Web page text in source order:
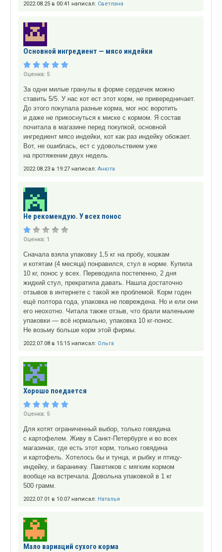
2022.08.25 в 00:41 написал: Светлана
Основной ингредиент — мясо индейки
Оценка: 5
За одни милые гранулы в форме сердечек можно
ставить 5/5. У нас кот ест этот корм, не привередничает.
До этого покупала разные корма, мог нос воротить
и даже не прикоснуться к миске с кормом. Я состав
почитала в магазине перед покупкой, основной
ингредиент мясо индейки, кот как раз индейку обожает.
Вот, не ошиблась, ест с удовольствием уже
на протяжении двух недель.
2022.08.23 в 19:27 написал: Анюта
Не рекомендую. У всех понос
Оценка: 1
Сначала взяла упаковку 1,5 кг на пробу, кошкам
и котятам (4 месяца) понравился, стул в норме. Купила
10 кг, понос у всех. Переводила постепенно, 2 дня
жидкий стул, прекратила давать. Нашла достаточно
отзывов в интернете с такой же проблемой. Корм годен
ещё полтора года, упаковка не повреждена. Но и ели они
его неохотно. Читала также отзыв, что брали маленькие
упаковки — всё нормально, упаковка 10 кг-понос.
Не возьму больше корм этой фирмы.
2022.07.08 в 15:15 написал: Ольга
Хорошо поедается
Оценка: 5
Для котят ограниченный выбор, только говядина
с картофелем. Живу в Санкт-Петербурге и во всех
магазинах, где есть этот корм, только говядина
и картофель. Хотелось бы и тунца, и рыбку и птицу-
индейку, и баранинку. Пакетиков с мягким кормом
вообще на встречала. Довольна упаковкой в 1 кг
500 грамм.
2022.07.01 в 10:07 написал: Наталья
Мало вариаций сухого корма